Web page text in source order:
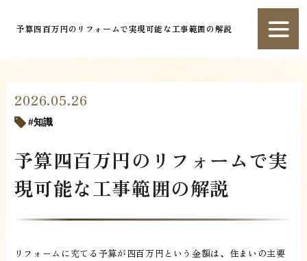
予算四百万円のリフォームで実現可能な工事範囲の解説
2026.05.26
知識
予算四百万円のリフォームで実
現可能な工事範囲の解説
リフォームに充てる予算が四百万円という金額は、住まいの主要